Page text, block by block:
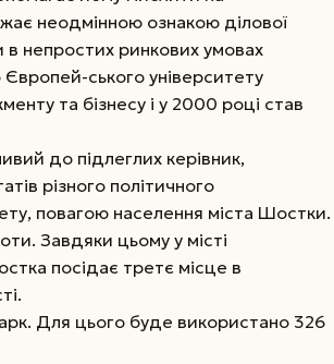
неодмінною ознакою ділової
непростих ринкових умовах
Європей-ського університету
та бізнесу і у 2000 році став
до підлеглих керівник,
різного політичного
повагою населення міста Шостки.
Завдяки цьому у місті
посідає третє місце в
Для цього буде використано 326